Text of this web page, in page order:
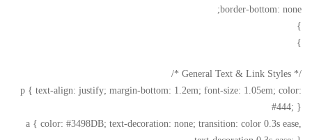
border-bottom: none;
}
}
/* General Text & Link Styles */
p { text-align: justify; margin-bottom: 1.2em; font-size: 1.05em; color:
#444; }
a { color: #3498DB; text-decoration: none; transition: color 0.3s ease,